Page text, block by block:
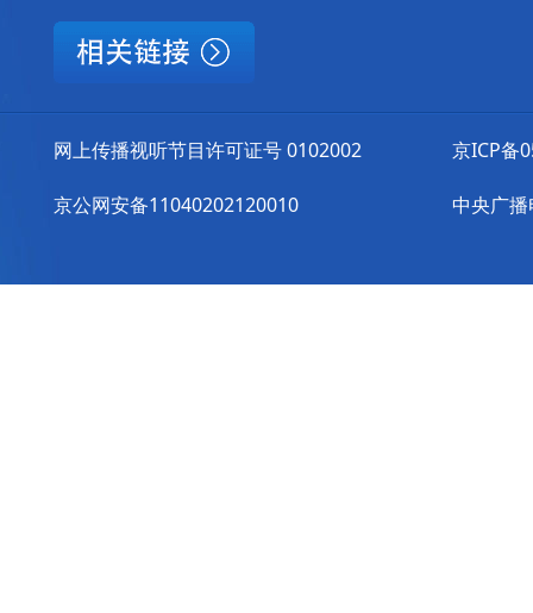
网上传播视听节目许可证号 0102002
京公网安备11040202120010
京ICP备
中央广